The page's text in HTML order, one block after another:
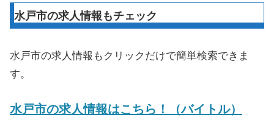
水戸市の求人情報もチェック
水戸市の求人情報もクリックだけで簡単検索できま
す。
水戸市の求人情報はこちら！（バイトル）